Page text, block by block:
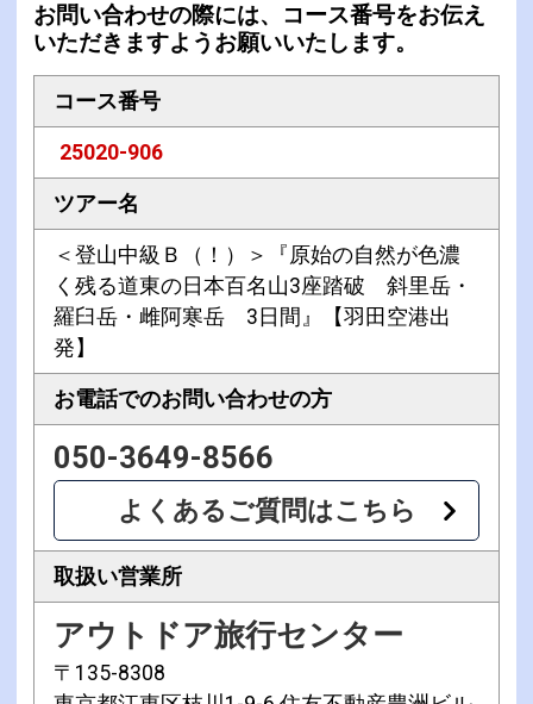
お問い合わせの際には、コース番号をお伝え
いただきますようお願いいたします。
コース番号
25020-906
ツアー名
＜登山中級Ｂ（！）＞『原始の自然が色濃
く残る道東の日本百名山3座踏破 斜里岳・
羅臼岳・雌阿寒岳 3日間』【羽田空港出
発】
お電話でのお問い合わせの方
050-3649-8566
よくあるご質問はこちら
取扱い営業所
アウトドア旅行センター
〒135-8308